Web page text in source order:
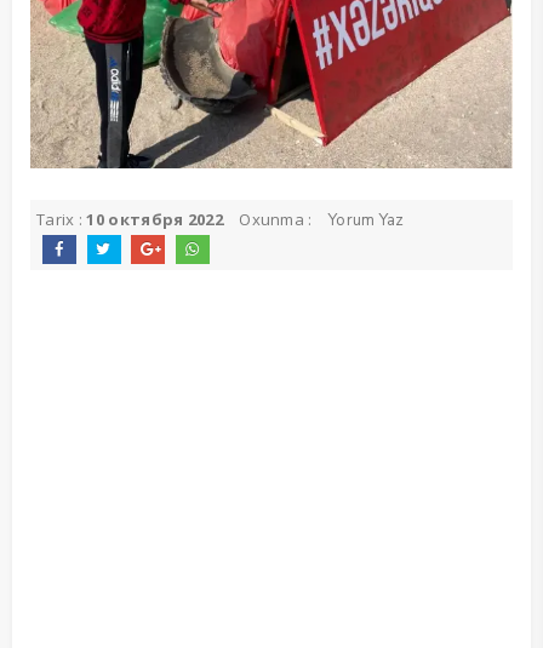
Tarix :10 октября 2022 Oxunma : Yorum Yaz